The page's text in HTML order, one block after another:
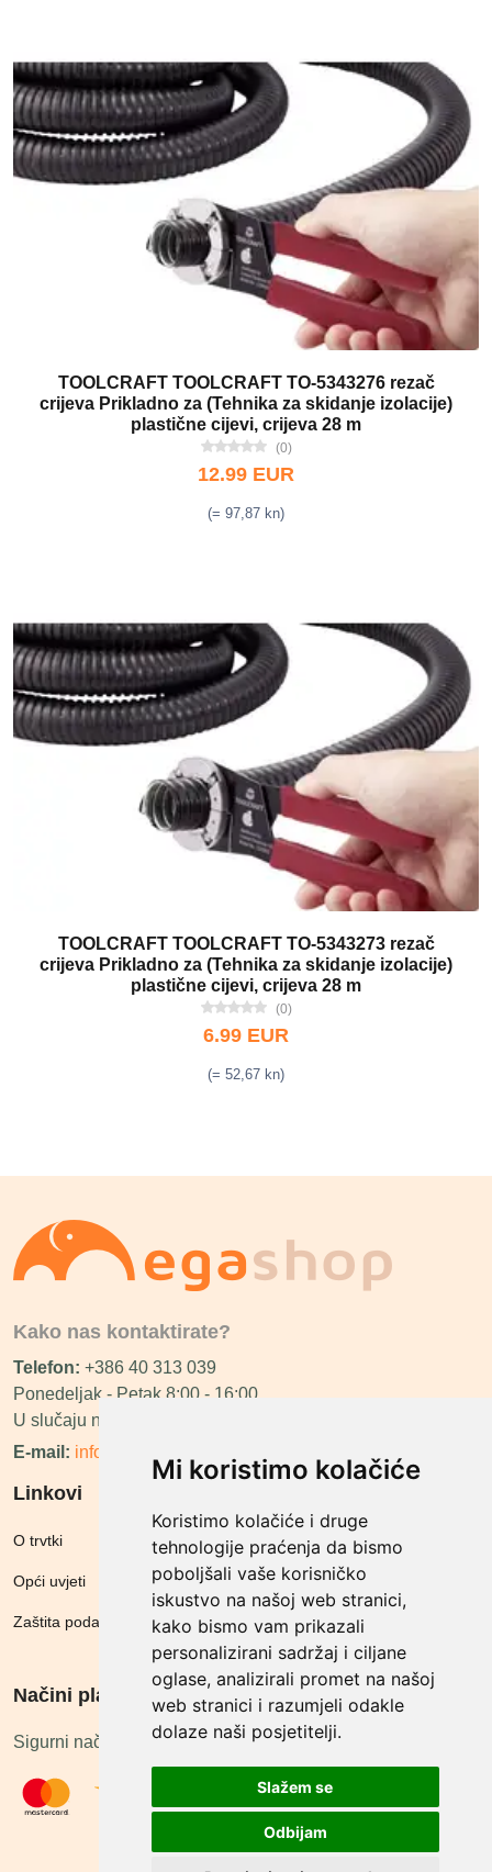
Mi koristimo kolačiće
Koristimo kolačiće i druge
tehnologije praćenja da bismo
poboljšali vaše korisničko
iskustvo na našoj web stranici,
kako bismo vam prikazali
personalizirani sadržaj i ciljane
oglase, analizirali promet na našoj
web stranici i razumjeli odakle
dolaze naši posjetitelji.
Slažem se
Odbijam
TOOLCRAFT TOOLCRAFT TO-5343276 rezač
crijeva Prikladno za (Tehnika za skidanje izolacije)
plastične cijevi, crijeva 28 m
(0)
12.99 EUR
(= 97,87 kn)
TOOLCRAFT TOOLCRAFT TO-5343273 rezač
crijeva Prikladno za (Tehnika za skidanje izolacije)
plastične cijevi, crijeva 28 m
(0)
6.99 EUR
(= 52,67 kn)
Kako nas kontaktirate?
Telefon: +386 40 313 039
Ponedeljak - Petak 8:00 - 16:00
U slučaju neraspoloživosti ćemo vas nazvati.
E-mail: info@megashop.hr
Linkovi
O trvtki
Opći uvjeti
Zaštita podataka
Načini plačanja
Sigurni načini plaćanja